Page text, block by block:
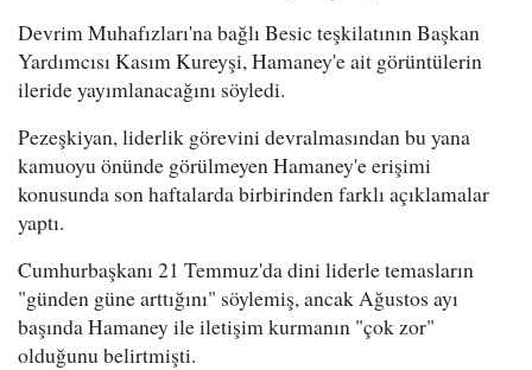
Devrim Muhafızları'na bağlı Besic teşkilatının Başkan
Yardımcısı Kasım Kureyşi, Hamaney'e ait görüntülerin
ileride yayımlanacağını söyledi.
Pezeşkiyan, liderlik görevini devralmasından bu yana
kamuoyu önünde görülmeyen Hamaney'e erişimi
konusunda son haftalarda birbirinden farklı açıklamalar
yaptı.
Cumhurbaşkanı 21 Temmuz'da dini liderle temasların
"günden güne arttığını" söylemiş, ancak Ağustos ayı
başında Hamaney ile iletişim kurmanın "çok zor"
olduğunu belirtmişti.